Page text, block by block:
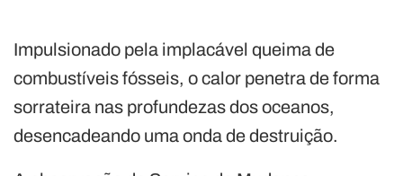
Impulsionado pela implacável queima de
combustíveis fósseis, o calor penetra de forma
sorrateira nas profundezas dos oceanos,
desencadeando uma onda de destruição.